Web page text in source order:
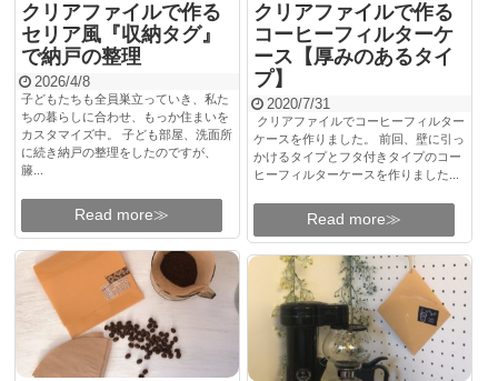
クリアファイルで作る
セリア風『収納タグ』
で納戸の整理
2026/4/8
子どもたちも全員巣立っていき、私た
ちの暮らしに合わせ、もっか住まいを
カスタマイズ中。 子ども部屋、洗面所
に続き納戸の整理をしたのですが、
籐...
Read more≫
クリアファイルで作る
コーヒーフィルターケ
ース【厚みのあるタイ
プ】
2020/7/31
クリアファイルでコーヒーフィルター
ケースを作りました。 前回、壁に引っ
かけるタイプとフタ付きタイプのコー
ヒーフィルターケースを作りました...
Read more≫